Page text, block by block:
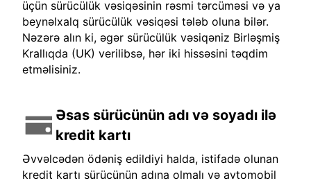
üçün sürücülük vəsiqəsinin rəsmi tərcüməsi və ya
beynəlxalq sürücülük vəsiqəsi tələb oluna bilər.
Nəzərə alın ki, əgər sürücülük vəsiqəniz Birləşmiş
Krallıqda (UK) verilibsə, hər iki hissəsini təqdim
etməlisiniz.
Əsas sürücünün adı və soyadı ilə
kredit kartı
Əvvəlcədən ödəniş edildiyi halda, istifadə olunan
kredit kartı sürücünün adına olmalı və avtomobil